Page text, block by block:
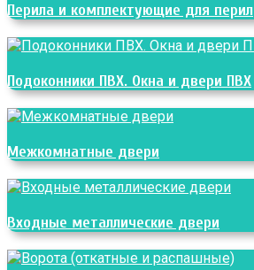
Перила и комплектующие для перил
Подоконники ПВХ. Окна и двери ПВХ
Межкомнатные двери
Входные металлические двери